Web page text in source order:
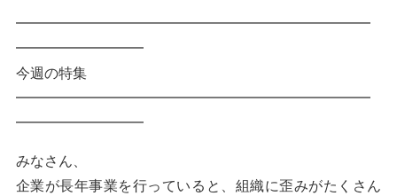
━━━━━━━━━━━━━━━━━━━━━━━━━
━━━━━━━━━
今週の特集
━━━━━━━━━━━━━━━━━━━━━━━━━
━━━━━━━━━
みなさん、
企業が長年事業を行っていると、組織に歪みがたくさん